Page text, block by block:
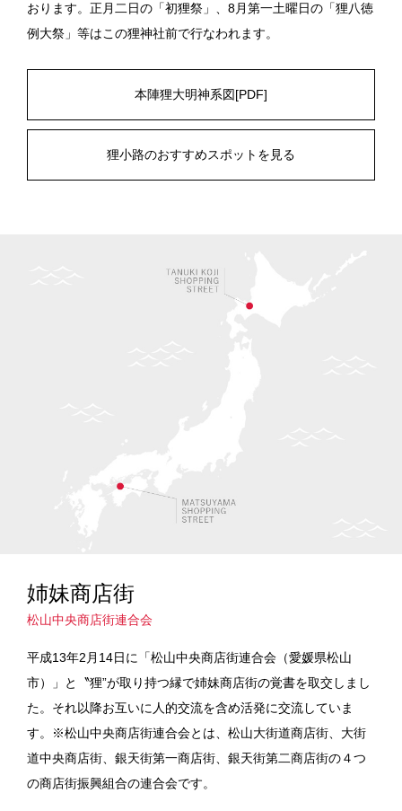
おります。正月二日の「初狸祭」、8月第一土曜日の「狸八徳
例大祭」等はこの狸神社前で行なわれます。
本陣狸大明神系図[PDF]
狸小路のおすすめスポットを見る
姉妹商店街
松山中央商店街連合会
平成13年2月14日に「松山中央商店街連合会（愛媛県松山
市）」と〝狸”が取り持つ縁で姉妹商店街の覚書を取交しまし
た。それ以降お互いに人的交流を含め活発に交流していま
す。※松山中央商店街連合会とは、松山大街道商店街、大街
道中央商店街、銀天街第一商店街、銀天街第二商店街の４つ
の商店街振興組合の連合会です。